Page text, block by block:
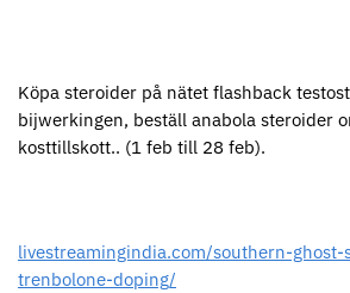
Köpa steroider på nätet flashback
bijwerkingen, beställ anabola steroider
kosttillskott.. (1 feb till 28 feb).
livestreamingindia.com/southern-ghost-
trenbolone-doping/